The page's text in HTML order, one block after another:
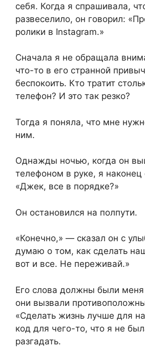
себя. Когда я спрашивала,
развеселило, он говорил:
ролики в Instagram.»
Сначала я не обращала
что-то в его странной
беспокоить. Кто тратит
телефон? И это так резко?
Тогда я поняла, что мне
ним.
Однажды ночью, когда он
телефоном в руке, я наконец
«Джек, все в порядке?»
Он остановился на полпути.
«Конечно,» — сказал он с
думаю о том, как сделать
вот и все. Не переживай.»
Его слова должны были меня
они вызвали
«Сделать жизнь лучше для
код для чего-то, что я не
разгадать.